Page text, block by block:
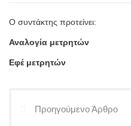
Ο συντάκτης προτείνει:
Αναλογία μετρητών
Εφέ μετρητών
Προηγούμενο Άρθρο